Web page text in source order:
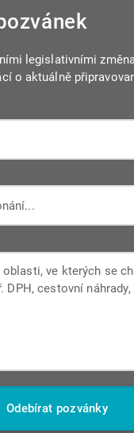
legislativními
o aktuálně
Odebírat pozvánky